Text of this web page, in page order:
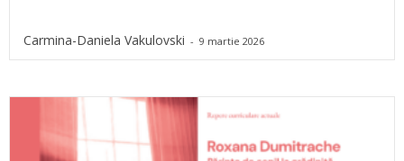
Carmina-Daniela Vakulovski - 9 martie 2026